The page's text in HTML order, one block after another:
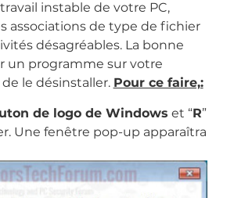
instable de votre PC,
associations de type de fichier
désagréables. La bonne
un programme sur votre
le désinstaller. Pour ce faire,:
de logo de Windows et “R”
Une fenêtre pop-up apparaîtra